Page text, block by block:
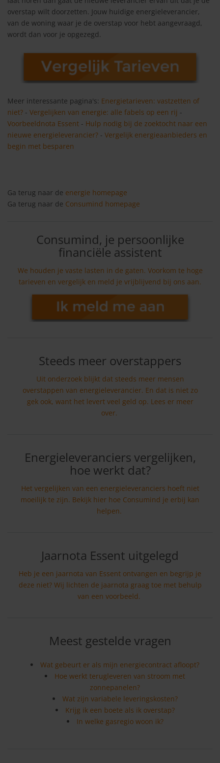
overstap wilt doorzetten. Jouw huidige energieleverancier,
van de woning waar je de overstap voor hebt aangevraagd,
wordt dan voor je opgezegd.
Meer interessante pagina's: Energietarieven: vastzetten of
niet? - Vergelijken van energie: alle fabels op een rij -
Voorbeeldnota Essent - Hulp nodig bij de zoektocht naar een
nieuwe energieleverancier? - Vergelijk energieaanbieders en
begin met besparen
Ga terug naar de energie homepage
Ga terug naar de Consumind homepage
Consumind, je persoonlijke
financiële assistent
We houden je vaste lasten in de gaten. Voorkom te hoge
tarieven en vergelijk en meld je vrijblijvend bij ons aan.
Steeds meer overstappers
Uit onderzoek blijkt dat steeds meer mensen
overstappen van energieleverancier. En dat is niet zo
gek ook, want het levert veel geld op. Lees er meer
over.
Energieleveranciers vergelijken,
hoe werkt dat?
Het vergelijken van een energieleveranciers hoeft niet
moeilijk te zijn. Bekijk hier hoe Consumind je erbij kan
helpen.
Jaarnota Essent uitgelegd
Heb je een jaarnota van Essent ontvangen en begrijp je
deze niet? Wij lichten de jaarnota graag toe met behulp
van een voorbeeld.
Meest gestelde vragen
Wat gebeurt er als mijn energiecontract afloopt?
Hoe werkt terugleveren van stroom met
zonnepanelen?
Wat zijn variabele leveringskosten?
Krijg ik een boete als ik overstap?
In welke gasregio woon ik?